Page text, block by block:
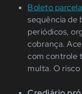
Boleto
sequência de
periódicos,
cobrança.
com controle
multa. O